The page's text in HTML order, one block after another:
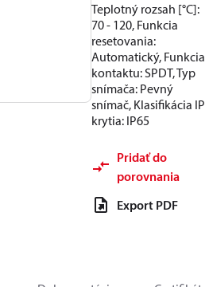
Teplotný rozsah [°C]:
70 - 120, Funkcia
resetovania:
Automatický, Funkcia
kontaktu: SPDT, Typ
snímača: Pevný
snímač, Klasifikácia IP
krytia: IP65
Pridať do
porovnania
Export PDF